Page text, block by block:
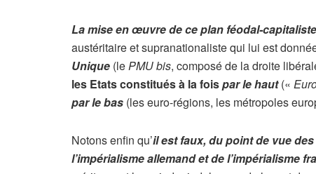
La mise en œuvre de ce plan féodal-
austéritaire et supranationaliste qui lui est
Unique (le PMU bis, composé de la droite
les Etats constitués à la foispar le haut(«
par le bas (les euro-régions, les métropoles
Notons enfin qu’il est faux, du point de vue
l’impérialisme allemand et de l’impérialisme